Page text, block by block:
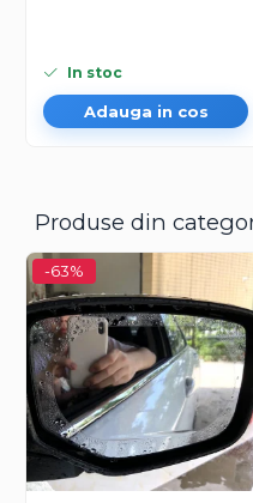
In stoc
Adauga in cos
Produse din
-63%